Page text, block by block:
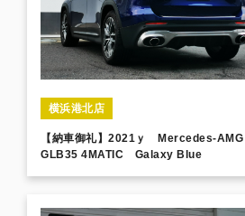
横浜港北店
【納車御礼】2021ｙ Mercedes-AMG
GLB35 4MATIC Galaxy Blue